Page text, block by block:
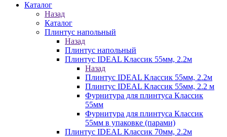
Каталог
Назад
Каталог
Плинтус напольный
Назад
Плинтус напольный
Плинтус IDEAL Классик 55мм, 2.2м
Назад
Плинтус IDEAL Классик 55мм, 2.2м
Плинтус IDEAL Классик 55мм, 2.2 м
Фурнитура для плинтуса Классик
55мм
Фурнитура для плинтуса Классик
55мм в упаковке (парами)
Плинтус IDEAL Классик 70мм, 2.2м